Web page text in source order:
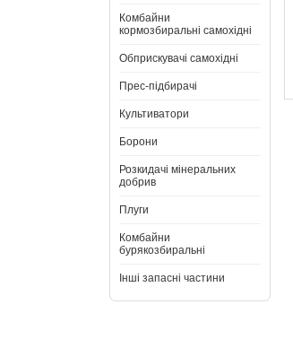
Комбайни
кормозбиральні самохідні
Обприскувачі самохідні
Прес-підбирачі
Культиватори
Борони
Розкидачі мінеральних
добрив
Плуги
Комбайни
бурякозбиральні
Інші запасні частини